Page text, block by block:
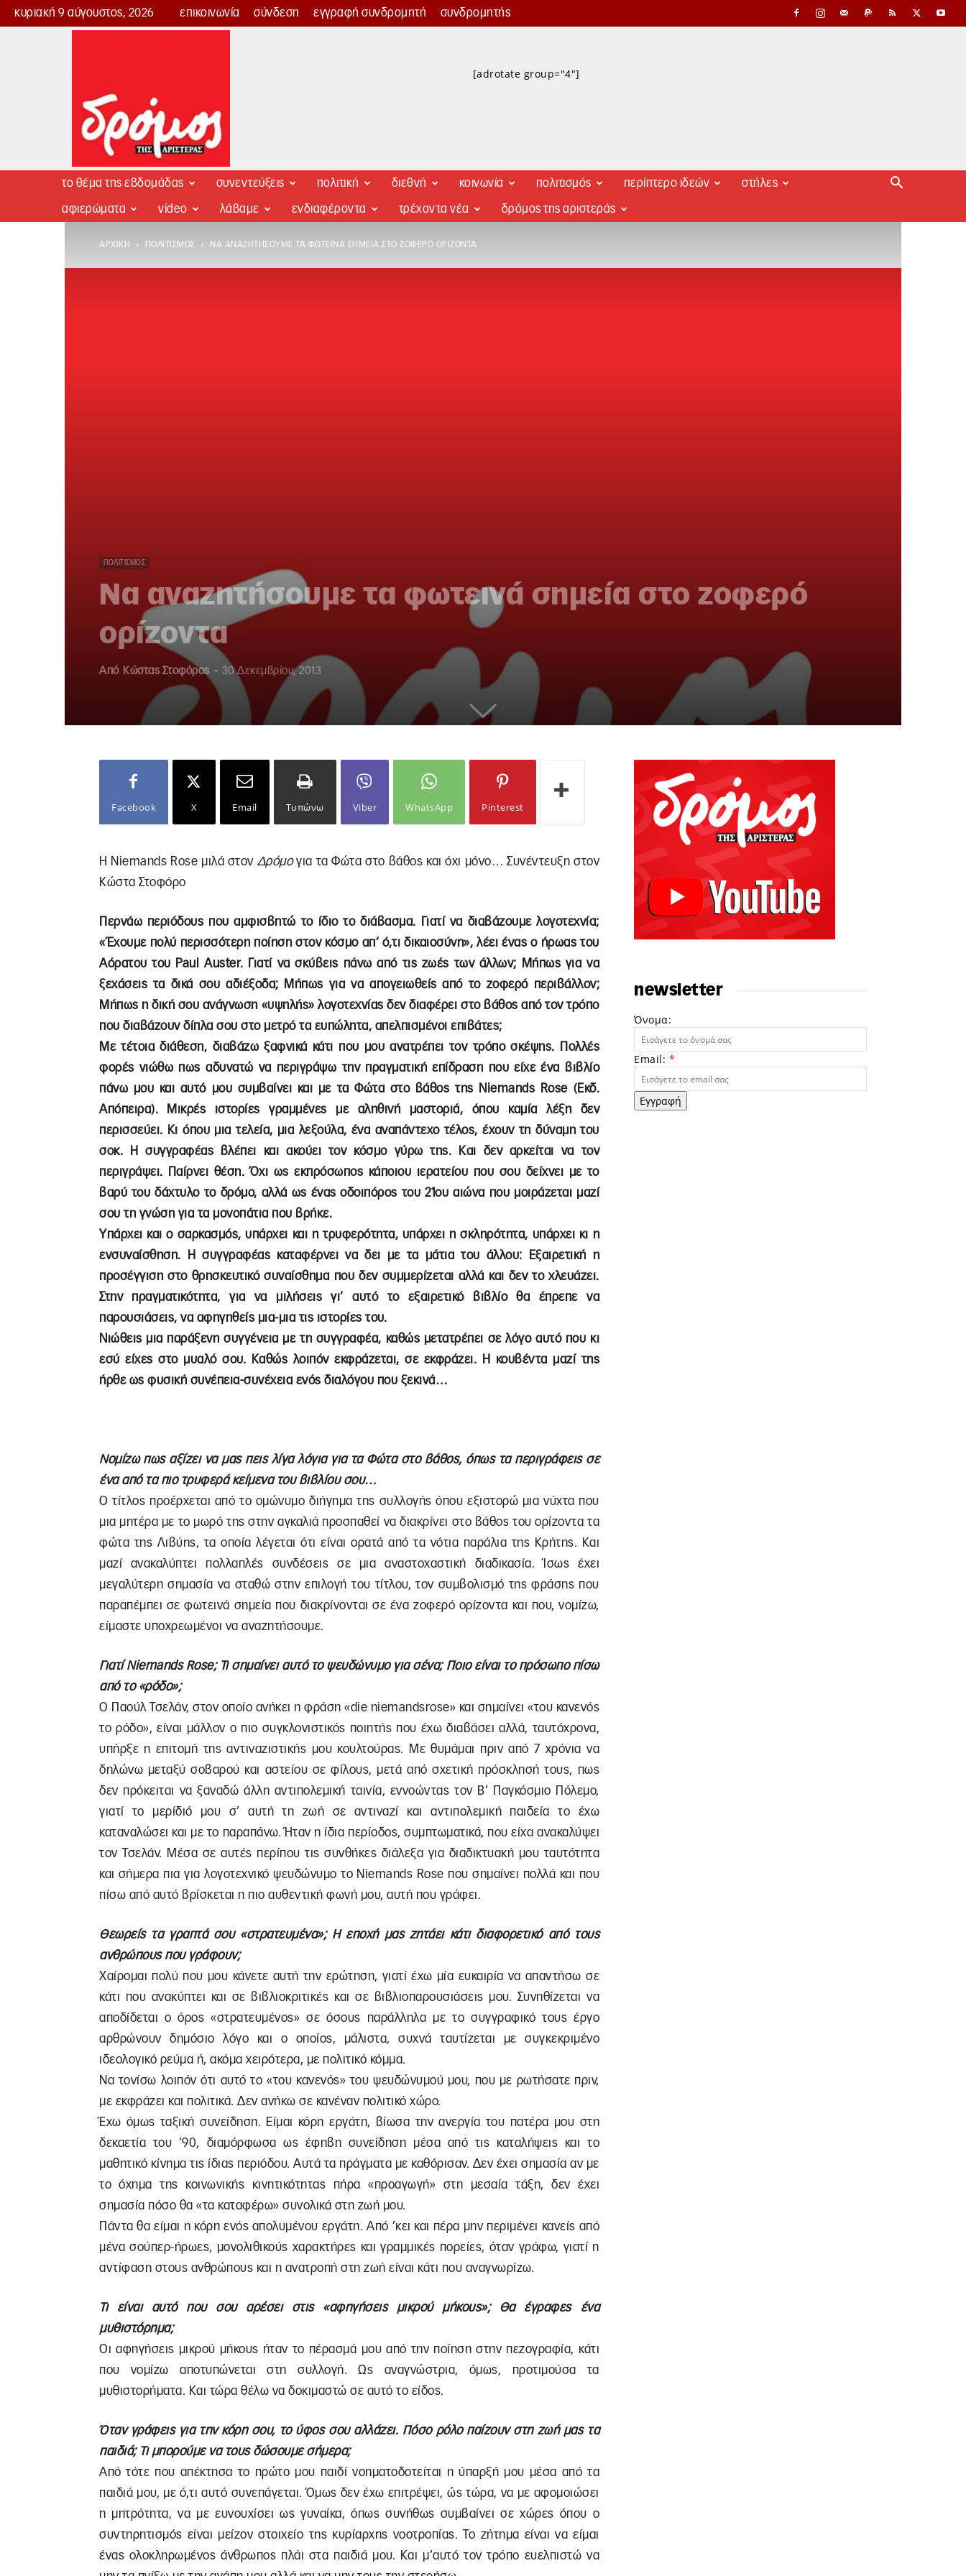
κυριακή 9 αύγουστος, 2026 επικοινωνία σύνδεση εγγραφή συνδρομητή συνδρομητής
Δρόμος
[adrotate group="4"]
το θέμα της εβδομάδας συνεντεύξεις πολιτική διεθνή κοινωνία πολιτισμός περίπτερο ιδεών στήλες
αφιερώματα video λάβαμε ενδιαφέροντα τρέχοντα νέα δρόμος της αριστεράς
ΑΡΧΙΚΉ ΠΟΛΙΤΙΣΜΌΣ ΝΑ ΑΝΑΖΗΤΉΣΟΥΜΕ ΤΑ ΦΩΤΕΙΝΆ ΣΗΜΕΊΑ ΣΤΟ ΖΟΦΕΡΌ ΟΡΊΖΟΝΤΑ
ΠΟΛΙΤΙΣΜΌΣ
Να αναζητήσουμε τα φωτεινά σημεία στο ζοφερό
ορίζοντα
Από Κώστας Στοφόρος - 30 Δεκεμβρίου, 2013
Facebook X Email Τυπώνω Viber WhatsApp Pinterest
Η Niemands Rose μιλά στον Δρόμογια τα Φώτα στο βάθος και όχι μόνο… Συνέντευξη στον
Κώστα Στοφόρο
Περνάω περιόδους που αμφισβητώ το ίδιο το διάβασμα. Γιατί να διαβάζουμε λογοτεχνία;
«Έχουμε πολύ περισσότερη ποίηση στον κόσμο απ’ ό,τι δικαιοσύνη», λέει ένας ο ήρωας του
Αόρατου του Paul Auster. Γιατί να σκύβεις πάνω από τις ζωές των άλλων; Μήπως για να
ξεχάσεις τα δικά σου αδιέξοδα; Μήπως για να απογειωθείς από το ζοφερό περιβάλλον;
Μήπως η δική σου ανάγνωση «υψηλής» λογοτεχνίας δεν διαφέρει στο βάθος από τον τρόπο
που διαβάζουν δίπλα σου στο μετρό τα ευπώλητα, απελπισμένοι επιβάτες;
Με τέτοια διάθεση, διαβάζω ξαφνικά κάτι που μου ανατρέπει τον τρόπο σκέψης. Πολλές
φορές νιώθω πως αδυνατώ να περιγράψω την πραγματική επίδραση που είχε ένα βιβλίο
πάνω μου και αυτό μου συμβαίνει και με τα Φώτα στο βάθος της Niemands Rose (Εκδ.
Απόπειρα). Μικρές ιστορίες γραμμένες με αληθινή μαστοριά, όπου καμία λέξη δεν
περισσεύει. Κι όπου μια τελεία, μια λεξούλα, ένα αναπάντεχο τέλος, έχουν τη δύναμη του
σοκ. Η συγγραφέας βλέπει και ακούει τον κόσμο γύρω της. Και δεν αρκείται να τον
περιγράψει. Παίρνει θέση. Όχι ως εκπρόσωπος κάποιου ιερατείου που σου δείχνει με το
βαρύ του δάχτυλο το δρόμο, αλλά ως ένας οδοιπόρος του 21ου αιώνα που μοιράζεται μαζί
σου τη γνώση για τα μονοπάτια που βρήκε.
Υπάρχει και ο σαρκασμός, υπάρχει και η τρυφερότητα, υπάρχει η σκληρότητα, υπάρχει κι η
ενσυναίσθηση. Η συγγραφέας καταφέρνει να δει με τα μάτια του άλλου: Εξαιρετική η
προσέγγιση στο θρησκευτικό συναίσθημα που δεν συμμερίζεται αλλά και δεν το χλευάζει.
Στην πραγματικότητα, για να μιλήσεις γι’ αυτό το εξαιρετικό βιβλίο θα έπρεπε να
παρουσιάσεις, να αφηγηθείς μια-μια τις ιστορίες του.
Νιώθεις μια παράξενη συγγένεια με τη συγγραφέα, καθώς μετατρέπει σε λόγο αυτό που κι
εσύ είχες στο μυαλό σου. Καθώς λοιπόν εκφράζεται, σε εκφράζει. Η κουβέντα μαζί της
ήρθε ως φυσική συνέπεια-συνέχεια ενός διαλόγου που ξεκινά…
Νομίζω πως αξίζει να μας πεις λίγα λόγια για τα Φώτα στο βάθος, όπως τα περιγράφεις σε
ένα από τα πιο τρυφερά κείμενα του βιβλίου σου…
Ο τίτλος προέρχεται από το ομώνυμο διήγημα της συλλογής όπου εξιστορώ μια νύχτα που
μια μητέρα με το μωρό της στην αγκαλιά προσπαθεί να διακρίνει στο βάθος του ορίζοντα τα
φώτα της Λιβύης, τα οποία λέγεται ότι είναι ορατά από τα νότια παράλια της Κρήτης. Και
μαζί ανακαλύπτει πολλαπλές συνδέσεις σε μια αναστοχαστική διαδικασία. Ίσως έχει
μεγαλύτερη σημασία να σταθώ στην επιλογή του τίτλου, τον συμβολισμό της φράσης που
παραπέμπει σε φωτεινά σημεία που διακρίνονται σε ένα ζοφερό ορίζοντα και που, νομίζω,
είμαστε υποχρεωμένοι να αναζητήσουμε.
Γιατί Niemands Rose; Τι σημαίνει αυτό το ψευδώνυμο για σένα; Ποιο είναι το πρόσωπο πίσω
από το «ρόδο»;
Ο Παούλ Τσελάν, στον οποίο ανήκει η φράση «die niemandsrose» και σημαίνει «του κανενός
το ρόδο», είναι μάλλον ο πιο συγκλονιστικός ποιητής που έχω διαβάσει αλλά, ταυτόχρονα,
υπήρξε η επιτομή της αντιναζιστικής μου κουλτούρας. Με θυμάμαι πριν από 7 χρόνια να
δηλώνω μεταξύ σοβαρού και αστείου σε φίλους, μετά από σχετική πρόσκλησή τους, πως
δεν πρόκειται να ξαναδώ άλλη αντιπολεμική ταινία, εννοώντας τον Β’ Παγκόσμιο Πόλεμο,
γιατί το μερίδιό μου σ’ αυτή τη ζωή σε αντιναζί και αντιπολεμική παιδεία το έχω
καταναλώσει και με το παραπάνω. Ήταν η ίδια περίοδος, συμπτωματικά, που είχα ανακαλύψει
τον Τσελάν. Μέσα σε αυτές περίπου τις συνθήκες διάλεξα για διαδικτυακή μου ταυτότητα
και σήμερα πια για λογοτεχνικό ψευδώνυμο το Niemands Rose που σημαίνει πολλά και που
πίσω από αυτό βρίσκεται η πιο αυθεντική φωνή μου, αυτή που γράφει.
Θεωρείς τα γραπτά σου «στρατευμένα»; Η εποχή μας ζητάει κάτι διαφορετικό από τους
ανθρώπους που γράφουν;
Χαίρομαι πολύ που μου κάνετε αυτή την ερώτηση, γιατί έχω μία ευκαιρία να απαντήσω σε
κάτι που ανακύπτει και σε βιβλιοκριτικές και σε βιβλιοπαρουσιάσεις μου. Συνηθίζεται να
αποδίδεται ο όρος «στρατευμένος» σε όσους παράλληλα με το συγγραφικό τους έργο
αρθρώνουν δημόσιο λόγο και ο οποίος, μάλιστα, συχνά ταυτίζεται με συγκεκριμένο
ιδεολογικό ρεύμα ή, ακόμα χειρότερα, με πολιτικό κόμμα.
Να τονίσω λοιπόν ότι αυτό το «του κανενός» του ψευδώνυμού μου, που με ρωτήσατε πριν,
με εκφράζει και πολιτικά. Δεν ανήκω σε κανέναν πολιτικό χώρο.
Έχω όμως ταξική συνείδηση. Είμαι κόρη εργάτη, βίωσα την ανεργία του πατέρα μου στη
δεκαετία του ’90, διαμόρφωσα ως έφηβη συνείδηση μέσα από τις καταλήψεις και το
μαθητικό κίνημα τις ίδιας περιόδου. Αυτά τα πράγματα με καθόρισαν. Δεν έχει σημασία αν με
το όχημα της κοινωνικής κινητικότητας πήρα «προαγωγή» στη μεσαία τάξη, δεν έχει
σημασία πόσο θα «τα καταφέρω» συνολικά στη ζωή μου.
Πάντα θα είμαι η κόρη ενός απολυμένου εργάτη. Από ’κει και πέρα μην περιμένει κανείς από
μένα σούπερ-ήρωες, μονολιθικούς χαρακτήρες και γραμμικές πορείες, όταν γράφω, γιατί η
αντίφαση στους ανθρώπους και η ανατροπή στη ζωή είναι κάτι που αναγνωρίζω.
Τι είναι αυτό που σου αρέσει στις «αφηγήσεις μικρού μήκους»; Θα έγραφες ένα
μυθιστόρημα;
Οι αφηγήσεις μικρού μήκους ήταν το πέρασμά μου από την ποίηση στην πεζογραφία, κάτι
που νομίζω αποτυπώνεται στη συλλογή. Ως αναγνώστρια, όμως, προτιμούσα τα
μυθιστορήματα. Και τώρα θέλω να δοκιμαστώ σε αυτό το είδος.
Όταν γράφεις για την κόρη σου, το ύφος σου αλλάζει. Πόσο ρόλο παίζουν στη ζωή μας τα
παιδιά; Τι μπορούμε να τους δώσουμε σήμερα;
Από τότε που απέκτησα το πρώτο μου παιδί νοηματοδοτείται η ύπαρξή μου μέσα από τα
παιδιά μου, με ό,τι αυτό συνεπάγεται. Όμως δεν έχω επιτρέψει, ώς τώρα, να με αφομοιώσει
η μητρότητα, να με ευνουχίσει ως γυναίκα, όπως συνήθως συμβαίνει σε χώρες όπου ο
συντηρητισμός είναι μείζον στοιχείο της κυρίαρχης νοοτροπίας. Το ζήτημα είναι να είμαι
ένας ολοκληρωμένος άνθρωπος πλάι στα παιδιά μου. Και μ’αυτό τον τρόπο ευελπιστώ να
newsletter
Όνομα:
Email: *
Εγγραφή